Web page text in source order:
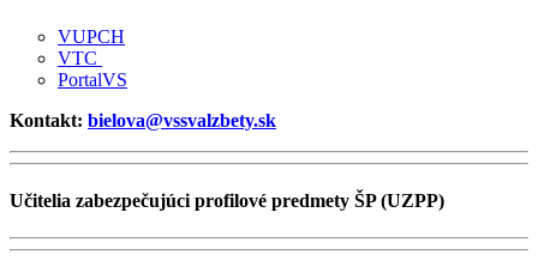
VUPCH
VTC
PortalVS
Kontakt: bielova@vssvalzbety.sk
Učitelia zabezpečujúci profilové predmety ŠP (UZPP)